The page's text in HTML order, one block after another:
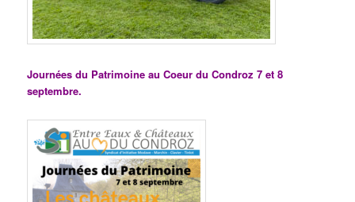
Journées du Patrimoine au Coeur du Condroz 7 et 8
septembre.